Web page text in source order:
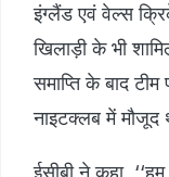
इंग्लैंड एवं वेल्स
खिलाड़ी के भी
समाप्ति के बाद
नाइटक्लब में मौजूद
ईसीबी ने कहा,